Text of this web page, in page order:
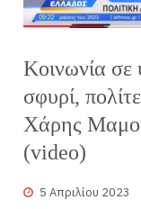
Κοινωνία σε
σφυρί,
Χάρης
(video)
5 Απριλίου 2023